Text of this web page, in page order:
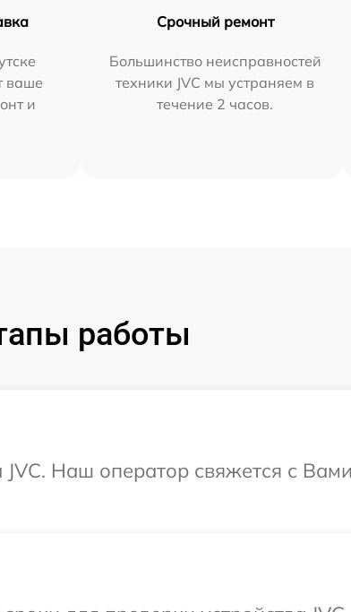
ваше
и
Срочный ремонт
Большинство неисправностей
техники JVC мы устраняем в
течение 2 часов.
работы
JVC. Наш оператор свяжется с